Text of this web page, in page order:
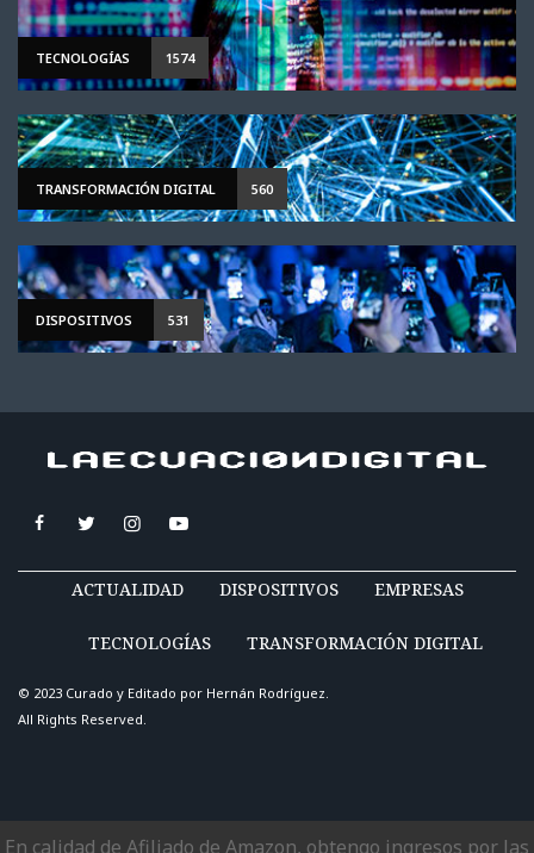
TECNOLOGÍAS 1574
TRANSFORMACIÓN DIGITAL 560
DISPOSITIVOS 531
ACTUALIDAD DISPOSITIVOS EMPRESAS
TECNOLOGÍAS TRANSFORMACIÓN DIGITAL
© 2023 Curado y Editado por Hernán Rodríguez.
All Rights Reserved.
En calidad de Afiliado de Amazon, obtengo ingresos por las